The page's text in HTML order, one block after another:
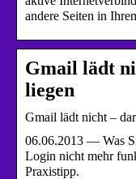
andere Seiten in
Gmail lädt
liegen
Gmail lädt nicht –
06.06.2013 — Was
Login nicht mehr
Praxistipp.